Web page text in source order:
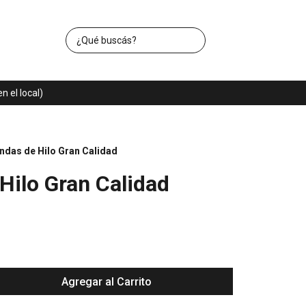
el local)
de Hilo Gran Calidad
Gran Calidad
Agregar al Carrito